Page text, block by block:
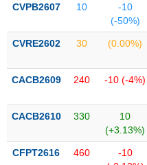
CVPB2607 10
-10
(-50%)
CVRE2602 30 (0.00%)
CACB2609 240 -10 (-4%)
CACB2610 330
10
(+3.13%)
CFPT2616 460
-10
TIÊU
THIẾT
YẾU
CHĂM